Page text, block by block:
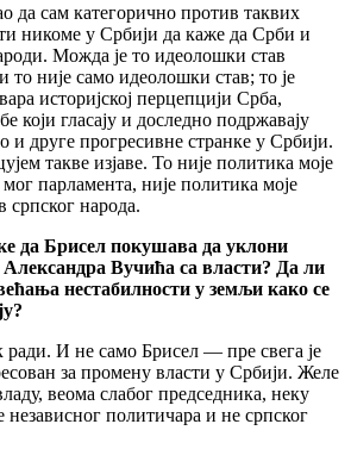
да сам категорично против таквих
никоме у Србији да каже да Срби и
Можда је то идеолошки став
није само идеолошки став; то је
историјској перцепцији Срба,
који гласају и доследно подржавају
и друге прогресивне странке у Србији.
такве изјаве. То није политика моје
парламента, није политика моје
српског народа.
да Брисел покушава да уклони
Александра Вучића са власти? Да ли
нестабилности у земљи како се
И не само Брисел — пре свега је
за промену власти у Србији. Желе
веома слабог председника, неку
независног политичара и не српског